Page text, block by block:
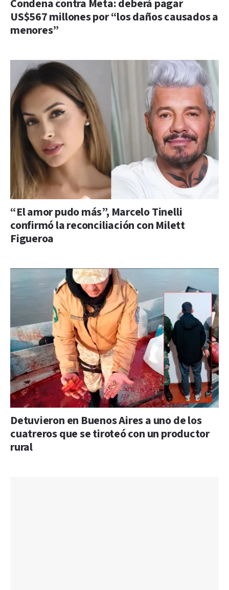
Condena contra Meta: deberá pagar
US$567 millones por “los daños causados a
menores”
“El amor pudo más”, Marcelo Tinelli
confirmó la reconciliación con Milett
Figueroa
Detuvieron en Buenos Aires a uno de los
cuatreros que se tiroteó con un productor
rural